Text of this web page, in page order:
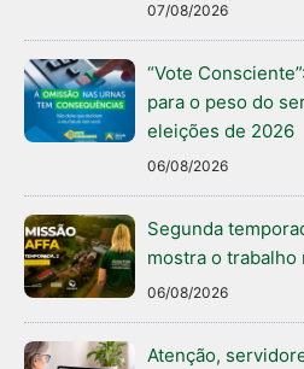
07/08/2026
“Vote
para o peso do
eleições de 2026
06/08/2026
Segunda
mostra o trabalho
06/08/2026
Atenção,